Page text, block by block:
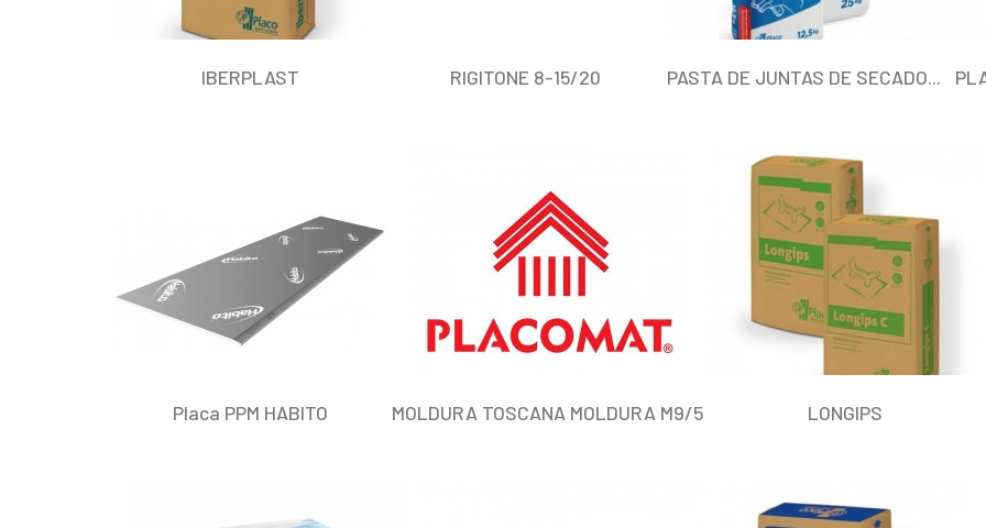
IBERPLAST RIGITONE 8-15/20 PASTA DE JUNTAS DE SECADO...
Placa PPM HABITO MOLDURA TOSCANA MOLDURA M9/5 LONGIPS